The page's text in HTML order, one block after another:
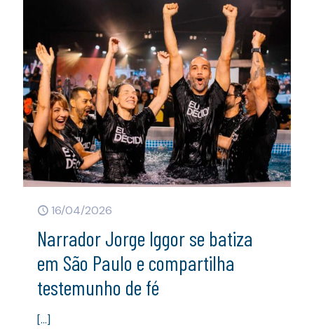
16/04/2026
Narrador Jorge Iggor se batiza
em São Paulo e compartilha
testemunho de fé
[…]